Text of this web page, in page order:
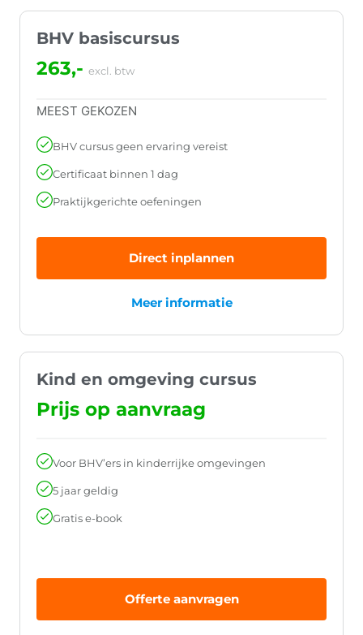
BHV basiscursus
263,- excl. btw
MEEST GEKOZEN
BHV cursus geen ervaring vereist
Certificaat binnen 1 dag
Praktijkgerichte oefeningen
Direct inplannen
Meer informatie
Kind en omgeving cursus
Prijs op aanvraag
Voor BHV’ers in kinderrijke omgevingen
5 jaar geldig
Gratis e-book
Offerte aanvragen